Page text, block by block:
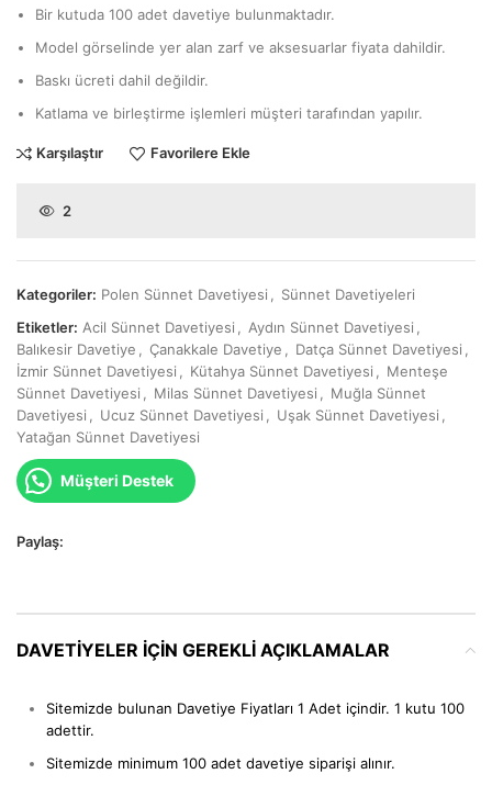
Bir kutuda 100 adet davetiye bulunmaktadır.
Model görselinde yer alan zarf ve aksesuarlar fiyata dahildir.
Baskı ücreti dahil değildir.
Katlama ve birleştirme işlemleri müşteri tarafından yapılır.
Karşılaştır Favorilere Ekle
2
Kategoriler: Polen Sünnet Davetiyesi
Sünnet Davetiyeleri
Etiketler: Acil Sünnet Davetiyesi Aydın Sünnet Davetiyesi
Balıkesir Davetiye
Çanakkale Davetiye Datça Sünnet Davetiyesi
İzmir Sünnet Davetiyesi
Kütahya Sünnet Davetiyesi
Menteşe
Sünnet Davetiyesi
Milas Sünnet Davetiyesi
Muğla Sünnet
Davetiyesi
Ucuz Sünnet Davetiyesi Uşak Sünnet Davetiyesi
Yatağan Sünnet Davetiyesi
Müşteri Destek
Paylaş:
DAVETIYELER IÇIN GEREKLI AÇIKLAMALAR
Sitemizde bulunan Davetiye Fiyatları 1 Adet içindir. 1 kutu 100
adettir.
Sitemizde minimum 100 adet davetiye siparişi alınır.